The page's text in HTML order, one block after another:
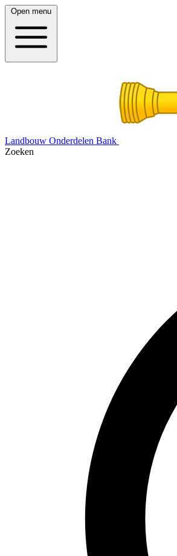
Open menu
Landbouw Onderdelen Bank
Zoeken